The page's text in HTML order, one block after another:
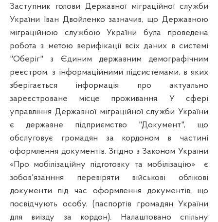
Заступник голови Державної міграційної служби
України Іван Двойленко зазначив, що Державною
міграційною службою України була проведена
робота з метою верифікації всіх даних в системі
"Оберіг" з Єдиним державним демографічним
реєстром, з інформаційними підсистемами, в яких
зберігається інформація про актуально
зареєстроване місце проживання. У сфері
управління Державної міграційної служби України
є державне підприємство "Документ", що
обслуговує громадян за кордоном в частині
оформлення документів. Згідно з Законом України
«Про мобілізаційну підготовку та мобілізацію»
є
зобов'язанння перевіряти військові облікові
документи під час оформлення документів, що
посвідчують особу, (паспортів громадян України
для виїзду за кордон). Налаштовано спільну